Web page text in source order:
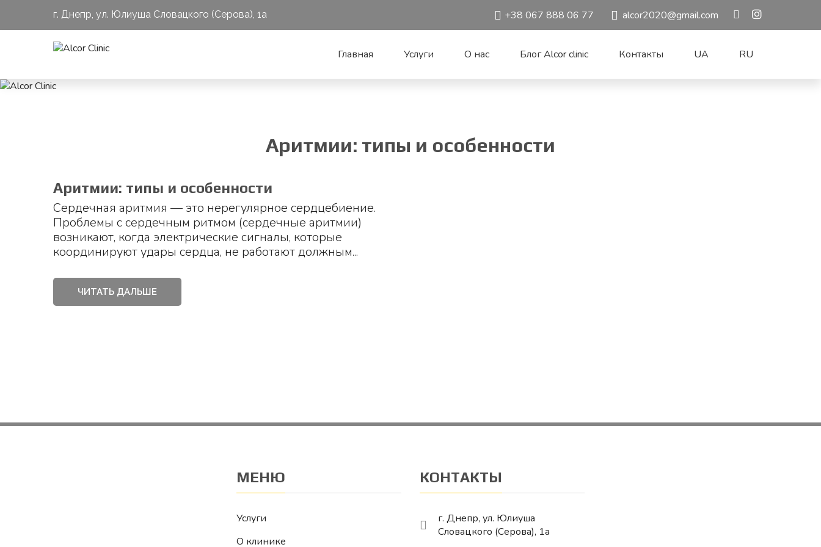
г. Днепр, ул. Юлиуша Словацкого (Серова), 1a +38 067 888 06 77 alcor2020@gmail.com
Главная Услуги О нас Блог Alcor clinic Контакты UA RU
Аритмии: типы и особенности
Аритмии: типы и особенности
Сердечная аритмия — это нерегулярное сердцебиение.
Проблемы с сердечным ритмом (сердечные аритмии)
возникают, когда электрические сигналы, которые
координируют удары сердца, не работают должным...
ЧИТАТЬ ДАЛЬШЕ
МЕНЮ
Услуги
О клинике
КОНТАКТЫ
г. Днепр, ул. Юлиуша
Словацкого (Серова), 1a